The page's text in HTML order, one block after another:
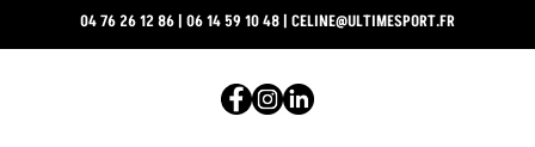
04 76 26 12 86 | 06 14 59 10 48 | CELINE@ULTIMESPORT.FR